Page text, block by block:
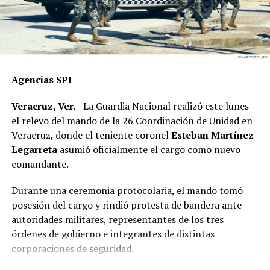
Agencias SPI
Veracruz, Ver.– La Guardia Nacional realizó este lunes
el relevo del mando de la 26 Coordinación de Unidad en
Veracruz, donde el teniente coronelEsteban Martínez
Legarretaasumió oficialmente el cargo como nuevo
comandante.
Durante una ceremonia protocolaria, el mando tomó
posesión del cargo y rindió protesta de bandera ante
autoridades militares, representantes de los tres
órdenes de gobierno e integrantes de distintas
corporaciones de seguridad.